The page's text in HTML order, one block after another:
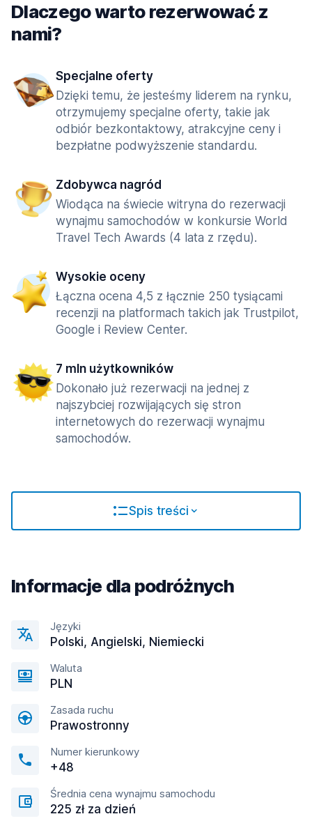
Dlaczego warto rezerwować z
nami?
Specjalne oferty
Dzięki temu, że jesteśmy liderem na rynku,
otrzymujemy specjalne oferty, takie jak
odbiór bezkontaktowy, atrakcyjne ceny i
bezpłatne podwyższenie standardu.
Zdobywca nagród
Wiodąca na świecie witryna do rezerwacji
wynajmu samochodów w konkursie World
Travel Tech Awards (4 lata z rzędu).
Wysokie oceny
Łączna ocena 4,5 z łącznie 250 tysiącami
recenzji na platformach takich jak Trustpilot,
Google i Review Center.
7 mln użytkowników
Dokonało już rezerwacji na jednej z
najszybciej rozwijających się stron
internetowych do rezerwacji wynajmu
samochodów.
Spis treści
Informacje dla podróżnych
Języki
Polski, Angielski, Niemiecki
Waluta
PLN
Zasada ruchu
Prawostronny
Numer kierunkowy
+48
Średnia cena wynajmu samochodu
225 zł za dzień